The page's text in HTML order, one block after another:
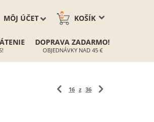
KOŠÍK
0
MÔJ ÚČET
DOPRAVA ZADARMO!
OBJEDNÁVKY NAD 45 €
16 z 36